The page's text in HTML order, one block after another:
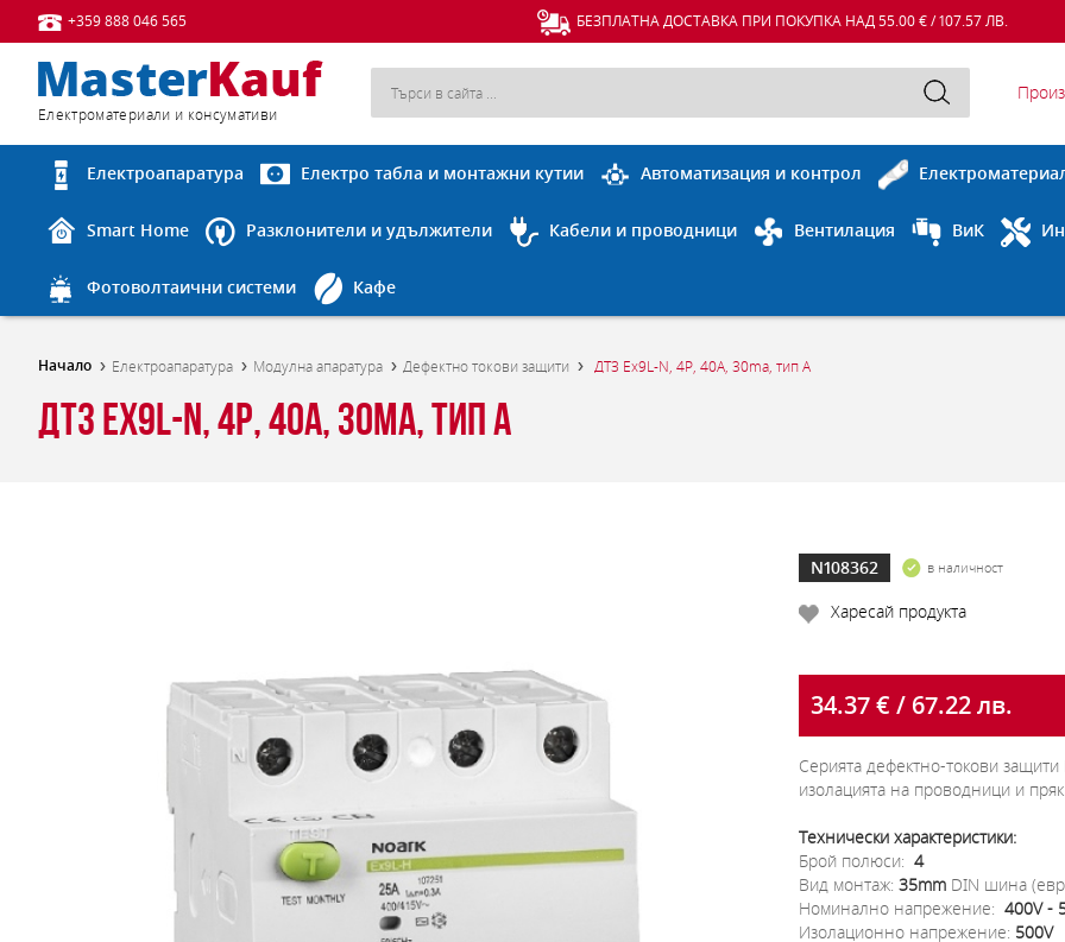
+359 888 046 565 БЕЗПЛАТНА ДОСТАВКА ПРИ ПОКУПКА НАД 55.00 € / 107.57 ЛВ.
Eлектроматериали и консумативи
Електроапаратура Електро табла и монтажни кутии Автоматизация и контрол
Smart Home Разклонители и удължители Кабели и проводници Вентилация ВиК
Фотоволтаични системи Кафе
Начало Електроапаратура Модулна апаратура Дефектно токови защити ДТЗ Ex9L-N, 4P, 40A, 30ma, тип А
ДТЗ Ex9L-N, 4P, 40A, 30ma, тип А
N108362 в наличност
Харесай продукта
34.37 € / 67.22 лв.
Серията дефектно-токови
изолацията на проводници и
Технически характеристики:
Брой полюси: 4
Вид монтаж: 35mm DIN шина
Номинално напрежение: 400V -
Изолационно напрежение: 500V